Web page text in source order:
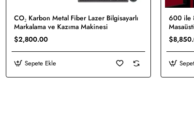
Yeni
CO₂ Karbon Metal Fiber Lazer Bilgisayarlı
Markalama ve Kazıma Makinesi
$2,800.00
Sepete Ekle
600 ile